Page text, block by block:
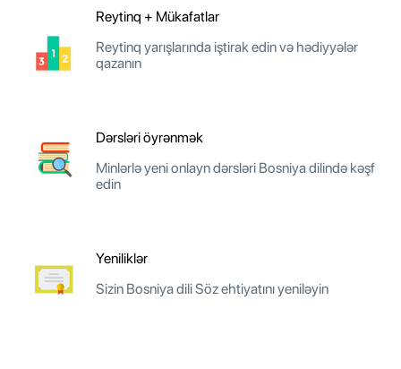
Reytinq + Mükafatlar
Reytinq yarışlarında iştirak edin və hədiyyələr
qazanın
Dərsləri öyrənmək
Minlərlə yeni onlayn dərsləri Bosniya dilində kəşf
edin
Yeniliklər
Sizin Bosniya dili Söz ehtiyatını yeniləyin